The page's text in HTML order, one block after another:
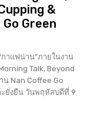
&
Green
Talk, Beyond
น Nan Coffee Go
สบดีที่ 9